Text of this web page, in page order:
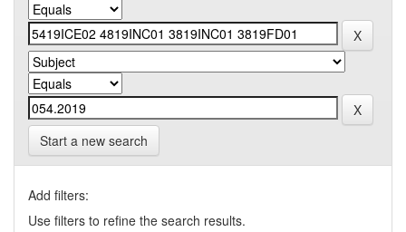
Start a new search
Add filters:
Use filters to refine the search results.